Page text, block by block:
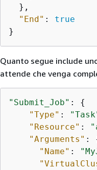
  },
"End" : true
}
Quanto segue include
attende che venga
"Submit_Job" : {
"Type" :
"Resource" :
"Arguments" :
"Name" :